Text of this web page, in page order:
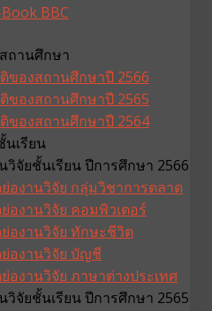
BBC
ถานศึกษา
ของสถานศึกษาปี 2566
ของสถานศึกษาปี 2565
ของสถานศึกษาปี 2564
เรียน
จัยชั้นเรียน ปีการศึกษา 2566
องานวิจัย กลุ่มวิชาการตลาด
องานวิจัย คอมพิวเตอร์
องานวิจัย ทักษะชีวิต
องานวิจัย บัญชี
องานวิจัย ภาษาต่างประเทศ
จัยชั้นเรียน ปีการศึกษา 2565